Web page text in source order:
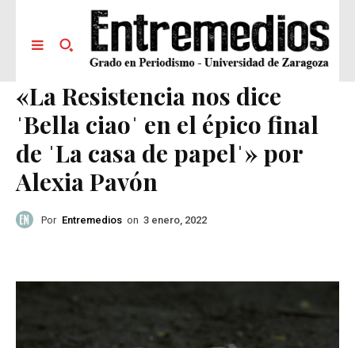
«La Resistencia nos dice
ˈBella ciaoˈ en el épico final
de ˈLa casa de papelˈ» por
Alexia Pavón
Por Entremedios on 3 enero, 2022